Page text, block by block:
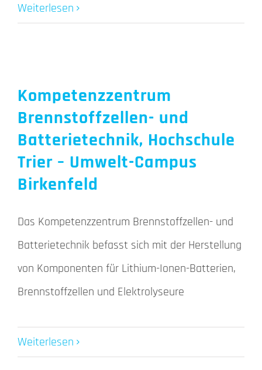
Weiterlesen
Kompetenzzentrum
Brennstoffzellen- und
Batterietechnik, Hochschule
Trier – Umwelt-Campus
Birkenfeld
Das Kompetenzzentrum Brennstoffzellen- und
Batterietechnik befasst sich mit der Herstellung
von Komponenten für Lithium-Ionen-Batterien,
Brennstoffzellen und Elektrolyseure
Weiterlesen